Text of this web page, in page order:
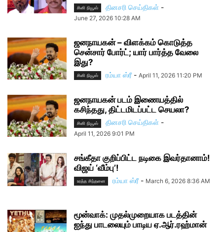
சினி நியூஸ் தினசரி செய்திகள் -
June 27, 2026 10:28 AM
ஜனநாயகன் – விளக்கம் கொடுத்த
சென்சார் போர்ட்; யார் பார்த்த வேலை
இது?
சினி நியூஸ் ரம்யா ஸ்ரீ - April 11, 2026 11:20 PM
ஜனநாயகன் படம் இணையத்தில்
கசிந்தது, திட்டமிடப்பட்ட செயலா?
சினி நியூஸ் தினசரி செய்திகள் -
April 11, 2026 9:01 PM
சங்கீதா குறிப்பிட்ட நடிகை இவர்தானாம்!
விஜய் ‘வீம்பு’!
உரத்த சிந்தனை ரம்யா ஸ்ரீ - March 6, 2026 8:36 AM
மூன்வாக்: முதல்முறையாக படத்தின்
ஐந்து பாடலையும் பாடிய ஏ.ஆர்.ரஹ்மான்